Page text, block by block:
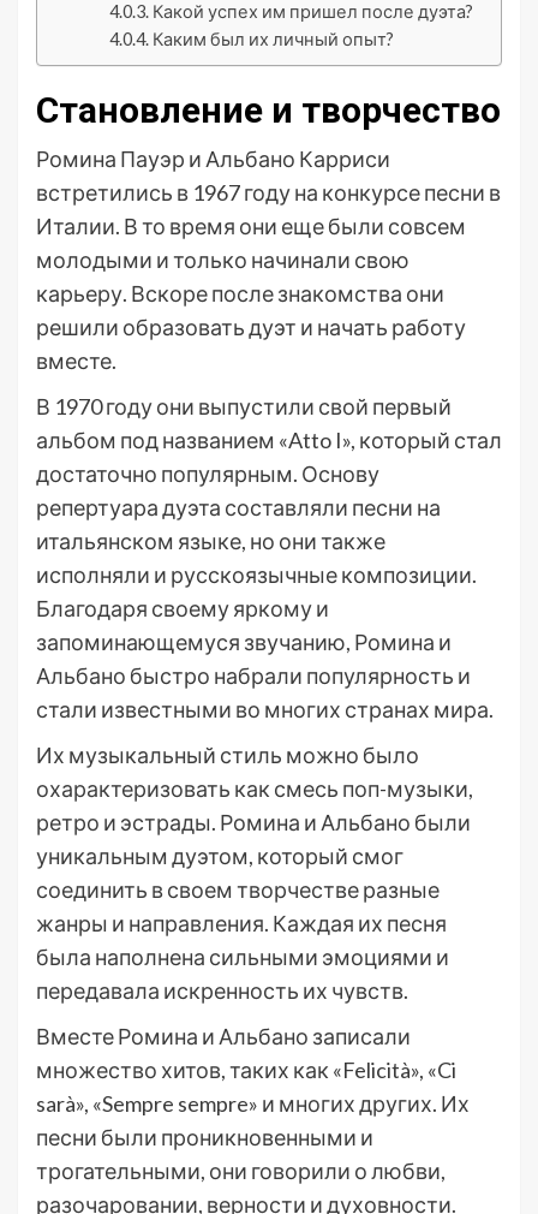
Какой успех им пришел после дуэта?
Каким был их личный опыт?
Становление и творчество
Ромина Пауэр и Альбано Карриси
встретились в 1967 году на конкурсе песни в
Италии. В то время они еще были совсем
молодыми и только начинали свою
карьеру. Вскоре после знакомства они
решили образовать дуэт и начать работу
вместе.
В 1970 году они выпустили свой первый
альбом под названием «Atto I», который стал
достаточно популярным. Основу
репертуара дуэта составляли песни на
итальянском языке, но они также
исполняли и русскоязычные композиции.
Благодаря своему яркому и
запоминающемуся звучанию, Ромина и
Альбано быстро набрали популярность и
стали известными во многих странах мира.
Их музыкальный стиль можно было
охарактеризовать как смесь поп-музыки,
ретро и эстрады. Ромина и Альбано были
уникальным дуэтом, который смог
соединить в своем творчестве разные
жанры и направления. Каждая их песня
была наполнена сильными эмоциями и
передавала искренность их чувств.
Вместе Ромина и Альбано записали
множество хитов, таких как «Felicità», «Ci
sarà», «Sempre sempre» и многих других. Их
песни были проникновенными и
трогательными, они говорили о любви,
разочаровании, верности и духовности.